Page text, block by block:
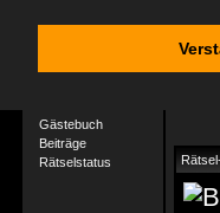
Gästebuch
Beiträge
Rätselstatus